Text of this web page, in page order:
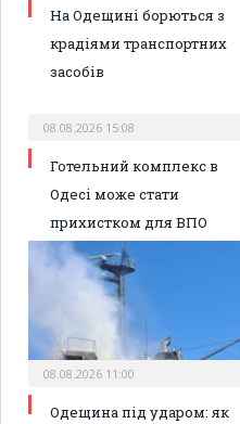
На Одещині борються з
крадіями транспортних
засобів
08.08.2026 15:08
Готельний комплекс в
Одесі може стати
прихистком для ВПО
08.08.2026 11:00
Одещина під ударом: як